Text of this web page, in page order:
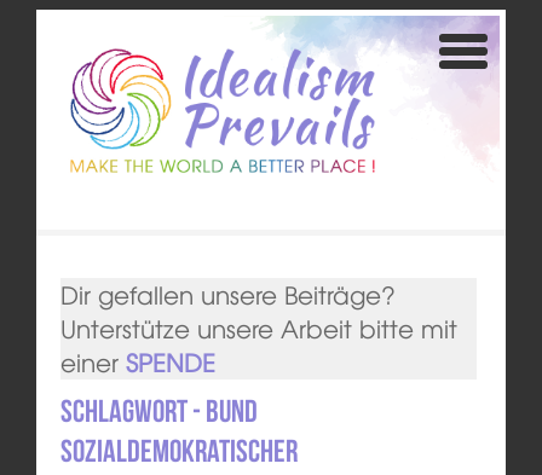
Dir gefallen unsere Beiträge?
Unterstütze unsere Arbeit bitte mit
einer SPENDE
Schlagwort - Bund
sozialdemokratischer